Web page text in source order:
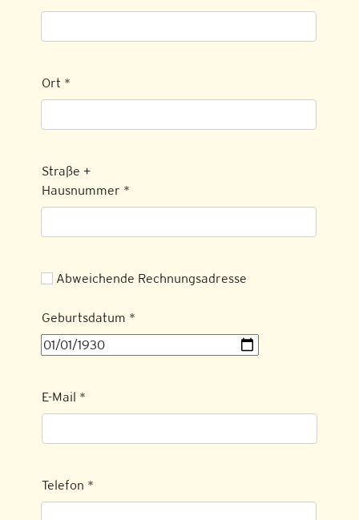
Ort *
Straße +
Hausnummer *
Abweichende Rechnungsadresse
Geburtsdatum *
E-Mail *
Telefon *